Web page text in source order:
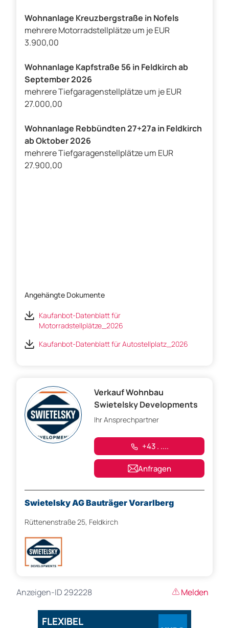
Wohnanlage Kreuzbergstraße in Nofels
mehrere Motorradstellplätze um je EUR
3.900,00
Wohnanlage Kapfstraße 56 in Feldkirch ab
September 2026
mehrere Tiefgaragenstellplätze um je EUR
27.000,00
Wohnanlage Rebbündten 27+27a in Feldkirch
ab Oktober 2026
mehrere Tiefgaragenstellplätze um EUR
27.900,00
Angehängte Dokumente
Kaufanbot-Datenblatt für
Motorradstellplätze_2026
Kaufanbot-Datenblatt für Autostellplatz_2026
Verkauf Wohnbau
Swietelsky Developments
Ihr Ansprechpartner
+43 . ....
Anfragen
Swietelsky AG Bauträger Vorarlberg
Rüttenenstraße 25, Feldkirch
Anzeigen-ID 292228 Melden
FLEXIBEL